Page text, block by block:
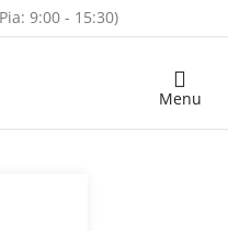
Nákupný